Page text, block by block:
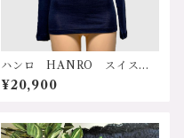
ハンロ HANRO スイス
UIH-300 "Woolen Silk”シ
リーズ インポート 輸入ラ
湿 寒さ対策 防寒 冷え
¥20,900